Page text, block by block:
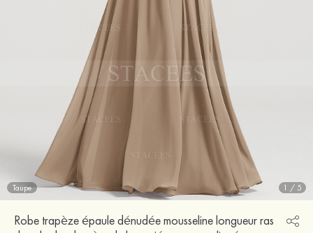
Taupe 1 / 5
Robe trapèze épaule dénudée mousseline longueur ras